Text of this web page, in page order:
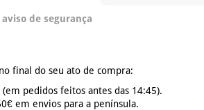
aviso de segurança
final do seu ato de compra:
(em pedidos feitos antes das 14:45).
em envios para a península.